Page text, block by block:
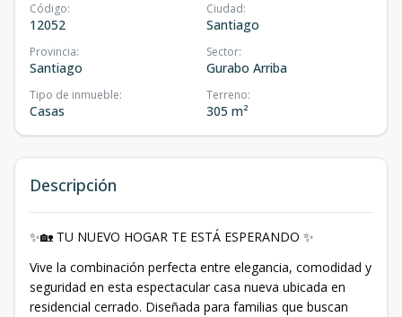
Código:
12052
Ciudad:
Santiago
Provincia:
Santiago
Sector:
Gurabo Arriba
Tipo de inmueble:
Casas
Terreno:
305 m²
Descripción
✨🏡 TU NUEVO HOGAR TE ESTÁ ESPERANDO ✨
Vive la combinación perfecta entre elegancia, comodidad y
seguridad en esta espectacular casa nueva ubicada en
residencial cerrado. Diseñada para familias que buscan